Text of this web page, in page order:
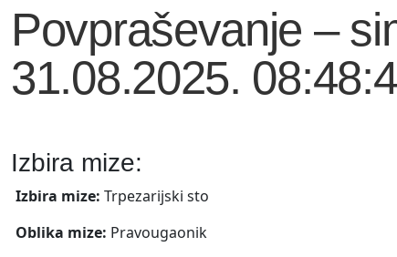
Povpraševanje –
31.08.2025.
Izbira mize:
Izbira mize: Trpezarijski sto
Oblika mize: Pravougaonik